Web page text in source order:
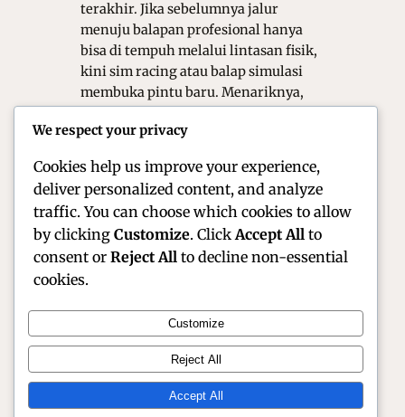
terakhir. Jika sebelumnya jalur
menuju balapan profesional hanya
bisa di tempuh melalui lintasan fisik,
kini sim racing atau balap simulasi
membuka pintu baru. Menariknya,
di pandang sekadar gamer,
Official Site of Christian Montanari | Racer &
Motorsport Profile
We respect your privacy
Cookies help us improve your experience,
deliver personalized content, and analyze
traffic. You can choose which cookies to allow
by clicking Customize. Click Accept All to
consent or Reject All to decline non-essential
cookies.
Customize
Reject All
Accept All